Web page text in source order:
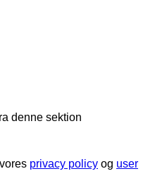
denne sektion
privacy policy og user